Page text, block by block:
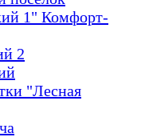
1" Комфорт-
2
"Лесная